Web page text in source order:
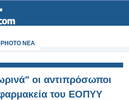
PHOTO NEA
οι αντιπρόσωποι
του ΕΟΠΥΥ